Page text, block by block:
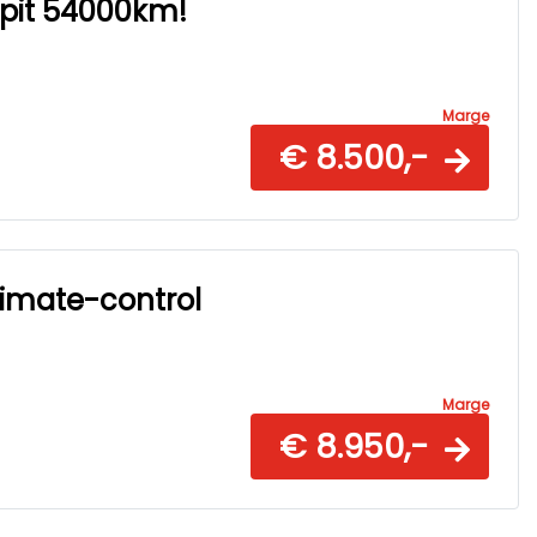
54000km!
Marge
€ 8.500,-
control
Marge
€ 8.950,-